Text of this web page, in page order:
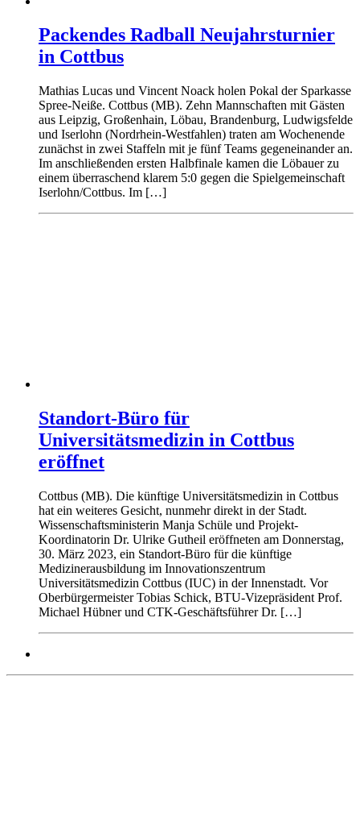
Packendes Radball Neujahrsturnier
in Cottbus
Mathias Lucas und Vincent Noack holen Pokal der Sparkasse
Spree-Neiße. Cottbus (MB). Zehn Mannschaften mit Gästen
aus Leipzig, Großenhain, Löbau, Brandenburg, Ludwigsfelde
und Iserlohn (Nordrhein-Westfahlen) traten am Wochenende
zunächst in zwei Staffeln mit je fünf Teams gegeneinander an.
Im anschließenden ersten Halbfinale kamen die Löbauer zu
einem überraschend klarem 5:0 gegen die Spielgemeinschaft
Iserlohn/Cottbus. Im […]
Standort-Büro für
Universitätsmedizin in Cottbus
eröffnet
Cottbus (MB). Die künftige Universitätsmedizin in Cottbus
hat ein weiteres Gesicht, nunmehr direkt in der Stadt.
Wissenschaftsministerin Manja Schüle und Projekt-
Koordinatorin Dr. Ulrike Gutheil eröffneten am Donnerstag,
30. März 2023, ein Standort-Büro für die künftige
Medizinerausbildung im Innovationszentrum
Universitätsmedizin Cottbus (IUC) in der Innenstadt. Vor
Oberbürgermeister Tobias Schick, BTU-Vizepräsident Prof.
Michael Hübner und CTK-Geschäftsführer Dr. […]